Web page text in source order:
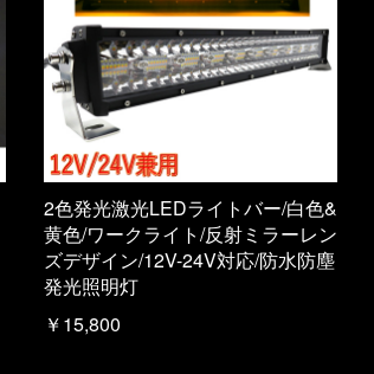
2色発光激光LEDライトバー/白色&
黄色/ワークライト/反射ミラーレン
ズデザイン/12V-24V対応/防水防塵
発光照明灯
￥15,800